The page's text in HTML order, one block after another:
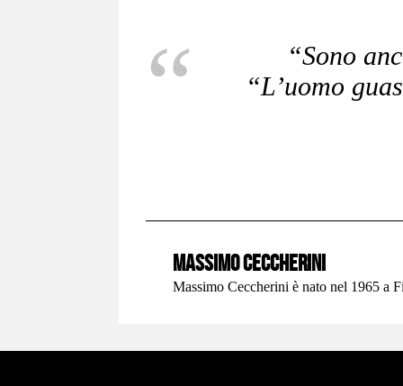
“Sono
“L’uomo
Massimo Ceccherini
Massimo Ceccherini è nato nel 1965 a